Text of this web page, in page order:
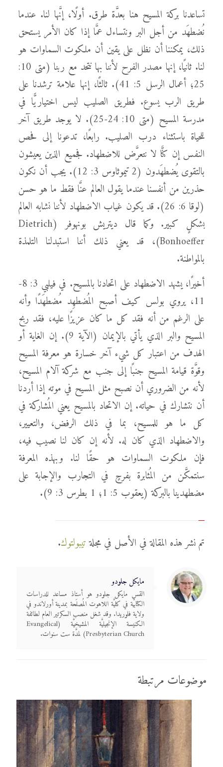
تساعدنا بركة المسيح هنا بعدَّة طرق. أولًا، إنَّها لنا. عندما
نُضطهَد من أجل البر ونتساءل عمَّا إذا كان الأمر يستحق
ذلك، يمكننا أن نظل على يقين أن ملكوت السماوات هو
لنا. ثانيًا، إنها مصدر الفرح لأننا بها نتحد مع ربنا (متى 10:
25؛ أعمال الرسل 5: 41). ثالثًا، إنها علامة ترشدنا على
طريق الرب يسوع. فطريق الصليب ليس اختياريًّا في
مدرسة المسيح (متى 10: 24-25). لا يوجد طريق آخر
للحياة باستثناء درب الصليب. رابعًا، تدعونا إلى فحص
النفس إن كنَّا لا نتعرَّض للاضطهاد. فجميع الذين يعيشون
بالتقوى يُضطهَدون (2 تيموثاوس 3: 12). يجب أن نكون
حذرين من أنفسنا عندما يقول العالم عنَّا فقط ما هو حسن
(لوقا 6: 26). قد يكون غياب الاضطهاد لأننا نشابه العالم
بشكلٍ كبير. وكما قال ديتريش بونهوفر (Dietrich
Bonhoeffer)، قد يعني ذلك أننا استبدلنا التلمذة
بالمواطنة.
أخيرًا، يشهد الاضطهاد على اتحادنا بالمسيح. في فيلبي 3: 8-
11، يروي بولس كيف أصبح المُضطهِد مُضطهَدًا وأنه
على الرغم من أنه فقد كل ما كان عزيزًا عليه، فقد ربح
المسيح والبر الذي يأتي بالإيمان (الآية 9). إن الغاية أو
الهدف من اعتبار كل شيء آخر خسارة هو معرفة المسيح
وقوَّة قيامة المسيح جنبًا إلى جنب مع شركة آلام المسيح،
لأنه من الضروري أن نصبح مثل المسيح في موته إذا أردنا
أن نتشارك في حياته. إن الاتحاد بالمسيح يعني المُشاركة في
كل ما هو للمسيح، بما في ذلك الرفض، والتعيير،
والاضطهاد الذي كان له. لأنه إن كان لنا نصيب فيه،
فإن ملكوت السماوات هو حقًا لنا. وبهذه المعرفة
سنتمكَّن من المُثابرة بفرحٍ في التجارب والإجابة على
مضطهدينا بالبركة (يعقوب 5: 1؛ 1 بطرس 3: 9).
تم نشر هذه المقالة في الأصل في مجلةتيبولتوك.
مايكل جلودو
القس مايكل جلودو هو أستاذ مساعد للدراسات
الكتابيَّة في كليَّة اللاهوت المُصلَحة بمدينة أورلاندو في
ولاية فلوريدا. وقد شغل منصب السكرتير العام لطائفة
الكنيسة الإنجيليَّة المشيخيَّة (Evangelical
Presbyterian Church) لمدَّة ست سنوات.
موضوعات مرتبطة